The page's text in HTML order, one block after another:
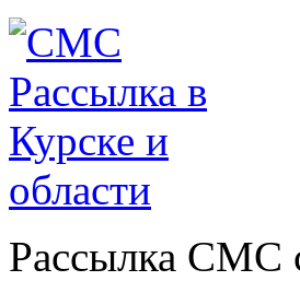
Рассылка СМС